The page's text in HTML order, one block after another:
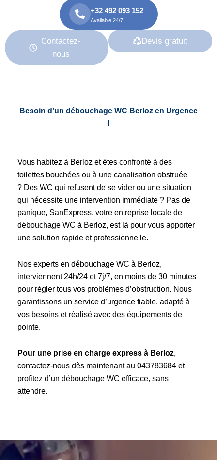
+32 492 093 152
Available 24/7
Contactez-
nous
Devis gratuit
Besoin d’un débouchage WC Berloz en Urgence
!
Vous habitez à Berloz et êtes confronté à des
toilettes bouchées ou à une canalisation obstruée
? Des WC qui refusent de se vider ou une situation
qui nécessite une intervention immédiate ? Pas de
panique, SanExpress, votre entreprise locale de
débouchage WC à Berloz, est là pour vous apporter
une solution rapide et professionnelle.
Nos experts en débouchage WC à Berloz,
interviennent 24h/24 et 7j/7, en moins de 30 minutes
pour régler tous vos problèmes d’obstruction. Nous
garantissons un service d’urgence fiable, adapté à
vos besoins et réalisé avec des équipements de
pointe.
Pour une prise en charge express à Berloz,
contactez-nous dès maintenant au 043783684 et
profitez d’un débouchage WC efficace, sans
attendre.